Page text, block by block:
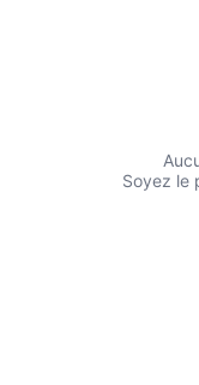
Soyez le